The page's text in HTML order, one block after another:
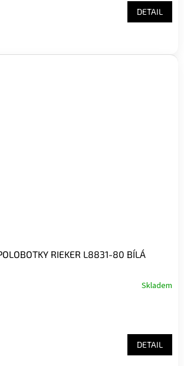
DETAIL
RIEKER L8831-80 BÍLÁ
Skladem
DETAIL